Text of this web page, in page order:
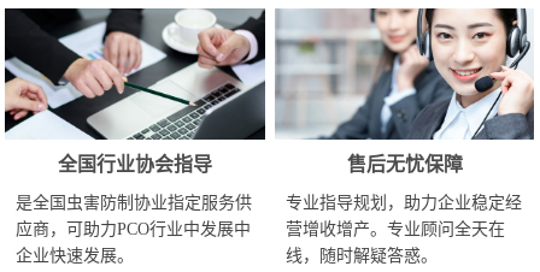
全国行业协会指导
是全国虫害防制协业指定服务供
应商，可助力PCO行业中发展中
企业快速发展。
售后无忧保障
专业指导规划，助力企业稳定经
营增收增产。专业顾问全天在
线，随时解疑答惑。